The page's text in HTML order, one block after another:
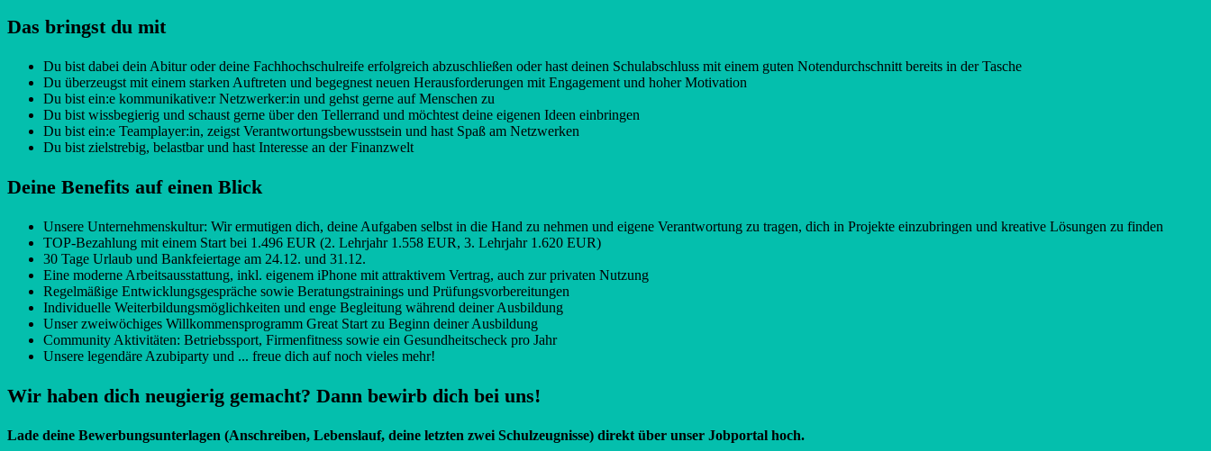
Das bringst du mit
Du bist dabei dein Abitur oder deine Fachhochschulreife erfolgreich abzuschließen oder hast deinen Schulabschluss mit einem guten Notendurchschnitt bereits in der Tasche
Du überzeugst mit einem starken Auftreten und begegnest neuen Herausforderungen mit Engagement und hoher Motivation
Du bist ein:e kommunikative:r Netzwerker:in und gehst gerne auf Menschen zu
Du bist wissbegierig und schaust gerne über den Tellerrand und möchtest deine eigenen Ideen einbringen
Du bist ein:e Teamplayer:in, zeigst Verantwortungsbewusstsein und hast Spaß am Netzwerken
Du bist zielstrebig, belastbar und hast Interesse an der Finanzwelt
Deine Benefits auf einen Blick
Unsere Unternehmenskultur: Wir ermutigen dich, deine Aufgaben selbst in die Hand zu nehmen und eigene Verantwortung zu tragen, dich in Projekte einzubringen und kreative Lösungen zu finden
TOP-Bezahlung mit einem Start bei 1.496 EUR (2. Lehrjahr 1.558 EUR, 3. Lehrjahr 1.620 EUR)
30 Tage Urlaub und Bankfeiertage am 24.12. und 31.12.
Eine moderne Arbeitsausstattung, inkl. eigenem iPhone mit attraktivem Vertrag, auch zur privaten Nutzung
Regelmäßige Entwicklungsgespräche sowie Beratungstrainings und Prüfungsvorbereitungen
Individuelle Weiterbildungsmöglichkeiten und enge Begleitung während deiner Ausbildung
Unser zweiwöchiges Willkommensprogramm Great Start zu Beginn deiner Ausbildung
Community Aktivitäten: Betriebssport, Firmenfitness sowie ein Gesundheitscheck pro Jahr
Unsere legendäre Azubiparty und ... freue dich auf noch vieles mehr!
Wir haben dich neugierig gemacht? Dann bewirb dich bei uns!
Lade deine Bewerbungsunterlagen (Anschreiben, Lebenslauf, deine letzten zwei Schulzeugnisse) direkt über unser Jobportal hoch.